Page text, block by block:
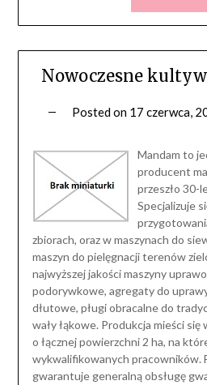
Nowoczesne
Posted on 17 czerwca,
Mandam to
producent
przeszło 30-
Specjalizuje
zbiorach, oraz w maszynach do
maszyn do pielęgnacji terenów
najwyższej jakości maszyny
podorywkowe, agregaty do
dłutowe, pługi obracalne do
wały łąkowe. Produkcja mieści
o łącznej powierzchni 2 ha, na
wykwalifikowanych pracowników.
gwarantuje generalną obsługę